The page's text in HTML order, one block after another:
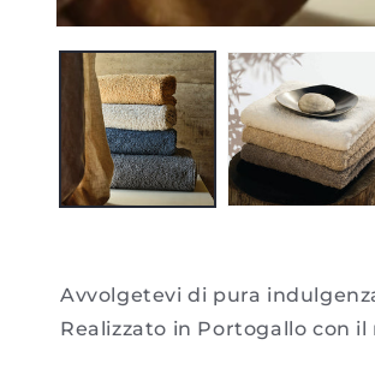
il
media
modale
Avvolgetevi di pura
Realizzato in Portogallo con